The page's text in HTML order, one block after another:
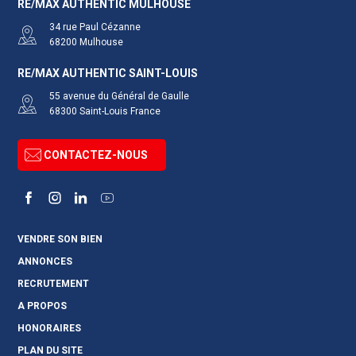
RE/MAX AUTHENTIC MULHOUSE
34 rue Paul Cézanne
68200 Mulhouse
RE/MAX AUTHENTIC SAINT-LOUIS
55 avenue du Général de Gaulle
68300 Saint-Louis France
CONTACTEZ-NOUS
FacebookInstagramLinkedInYouTube
VENDRE SON BIEN
ANNONCES
RECRUTEMENT
A PROPOS
HONORAIRES
PLAN DU SITE